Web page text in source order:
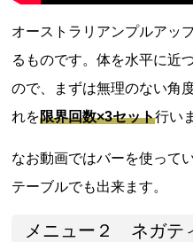
オーストラリアンプルアッ
るものです。体を水平に近
ので、まずは無理のない角
れを限界回数×3セット行い
なお動画ではバーを使って
テーブルでも出来ます。
メニュー２ ネガテ